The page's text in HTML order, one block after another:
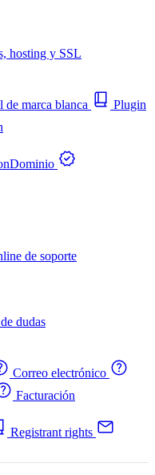
hosting y SSL
de marca blanca
Plugin
de soporte
dudas
Correo electrónico
Facturación
Registrant rights